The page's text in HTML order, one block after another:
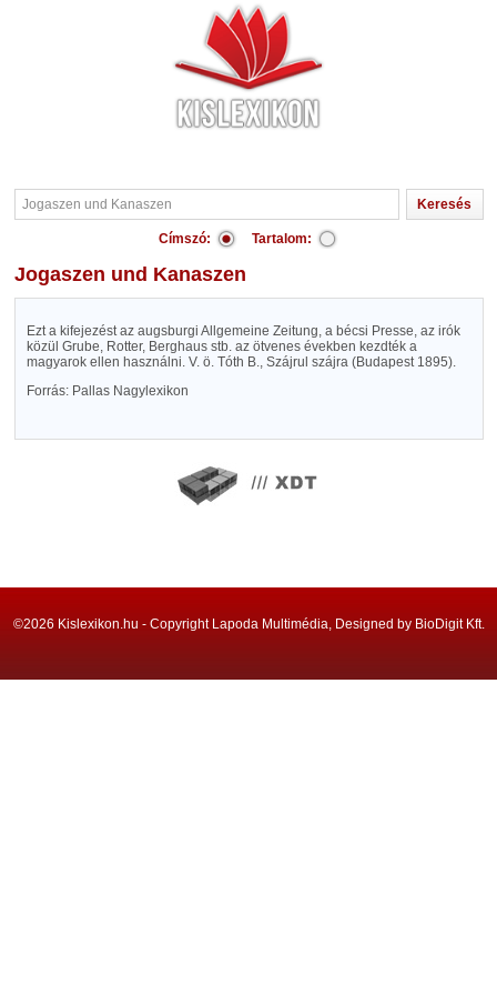
Címszó: Tartalom:
Jogaszen und Kanaszen
Ezt a kifejezést az augsburgi Allgemeine Zeitung, a bécsi Presse, az irók
közül Grube, Rotter, Berghaus stb. az ötvenes években kezdték a
magyarok ellen használni. V. ö. Tóth B., Szájrul szájra (Budapest 1895).
Forrás: Pallas Nagylexikon
©2026 Kislexikon.hu - Copyright Lapoda Multimédia, Designed by BioDigit Kft.